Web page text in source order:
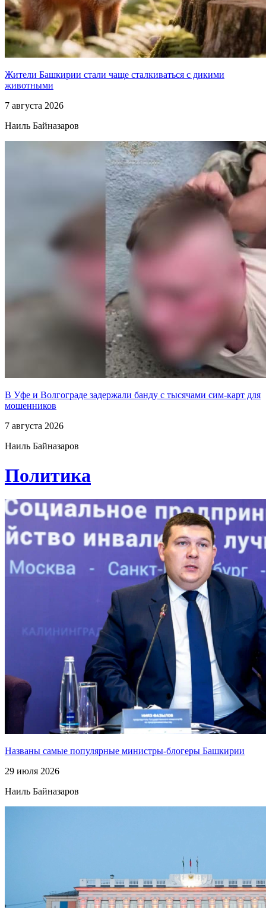
Жители Башкирии стали чаще сталкиваться с дикими
животными
7 августа 2026
Наиль Байназаров
В Уфе и Волгограде задержали банду с тысячами сим-карт для
мошенников
7 августа 2026
Наиль Байназаров
Политика
Названы самые популярные министры-блогеры Башкирии
29 июля 2026
Наиль Байназаров